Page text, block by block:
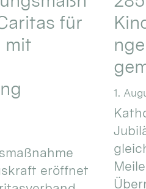
für
mit
eröffnet
1.